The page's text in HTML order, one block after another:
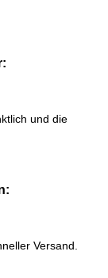
und die
Versand.